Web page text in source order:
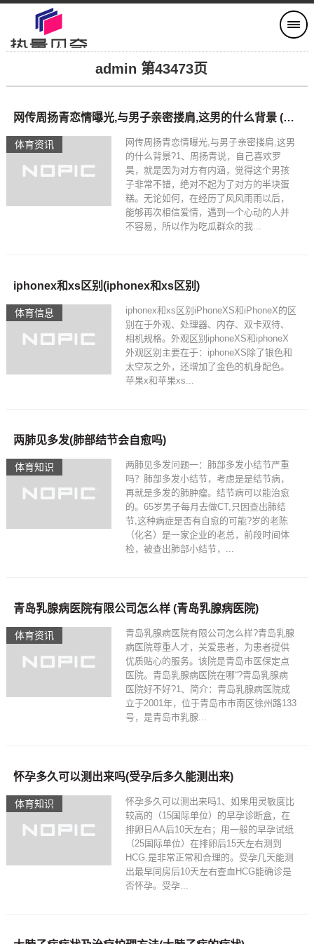
admin 第43473页
体育资讯
网传周扬青恋情曝光,与男子亲密搂肩,这男的什么背景 (罗昊个人简介)
网传周扬青恋情曝光,与男子亲密搂肩,这男
的什么背景?1、周扬青说，自己喜欢罗
昊，就是因为对方有内涵，觉得这个男孩
子非常不错，绝对不起为了对方的半块蛋
糕。无论如何，在经历了风风雨雨以后，
能够再次相信爱情，遇到一个心动的人并
不容易，所以作为吃瓜群众的我...
体育信息
iphonex和xs区别(iphonex和xs区别)
iphonex和xs区别iPhoneXS和iPhoneX的区
别在于外观、处理器、内存、双卡双待、
相机规格。外观区别iphoneXS和iphoneX
外观区别主要在于：iphoneXS除了银色和
太空灰之外，还增加了金色的机身配色。
苹果x和苹果xs...
体育知识
两肺见多发(肺部结节会自愈吗)
两肺见多发问题一：肺部多发小结节严重
吗？肺部多发小结节，考虑是是结节病，
再就是多发的肺肿瘤。结节病可以能治愈
的。65岁男子每月去做CT,只因查出肺结
节,这种病症是否有自愈的可能?岁的老陈
（化名）是一家企业的老总，前段时间体
检，被查出肺部小结节，...
体育资讯
青岛乳腺病医院有限公司怎么样 (青岛乳腺病医院)
青岛乳腺病医院有限公司怎么样?青岛乳腺
病医院尊重人才，关爱患者，为患者提供
优质贴心的服务。该院是青岛市医保定点
医院。青岛乳腺病医院在哪“?青岛乳腺病
医院好不好?1、简介：青岛乳腺病医院成
立于2001年，位于青岛市市南区徐州路133
号，是青岛市乳腺...
体育知识
怀孕多久可以测出来吗(受孕后多久能测出来)
怀孕多久可以测出来吗1、如果用灵敏度比
较高的（15国际单位）的早孕诊断盒，在
排卵日AA后10天左右；用一般的早孕试纸
（25国际单位）在排卵后15天左右测到
HCG.是非常正常和合理的。受孕几天能测
出最早同房后10天左右查血HCG能确诊是
否怀孕。受孕...